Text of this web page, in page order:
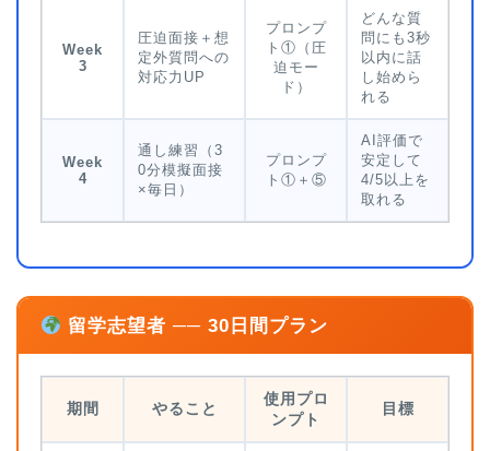
Week
3
圧迫面接＋想
定外質問への
対応力UP
プロンプ
ト①（圧
迫モー
ド）
どんな質
問にも3秒
以内に話
し始めら
れる
Week
4
通し練習（3
0分模擬面接
×毎日）
プロンプ
ト①＋⑤
AI評価で
安定して
4/5以上を
取れる
留学志望者 ── 30日間プラン
期間 やること
使用プロ
ンプト
目標